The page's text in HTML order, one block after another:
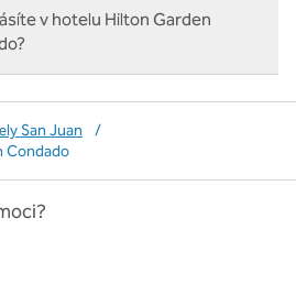
v hotelu Hilton Garden
San Juan
/
Condado